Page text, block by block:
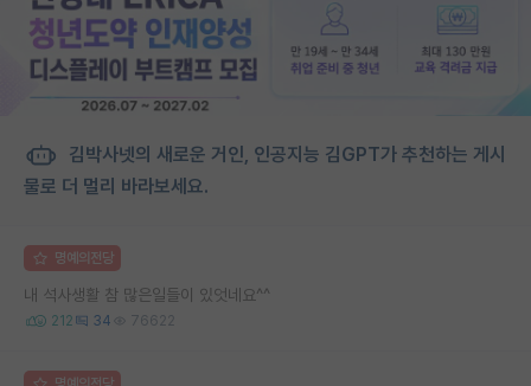
김박사넷의 새로운 거인, 인공지능 김GPT가 추천하는 게시
물로 더 멀리 바라보세요.
명예의전당
내 석사생활 참 많은일들이 있엇네요^^
212 34 76622